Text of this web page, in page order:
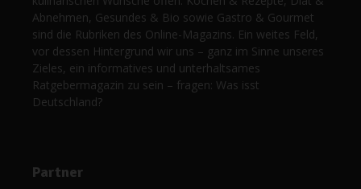
Abnehmen, Gesundes & Bio sowie Gastro & Gourmet
sind die Rubriken des Online-Magazins. Ein weites Feld,
vor dessen Hintergrund wir uns – ganz im Sinne unseres
Zieles, ein informatives und unterhaltsames
Ratgebermagazin zu sein – fragen: Was isst
Deutschland?
Partner